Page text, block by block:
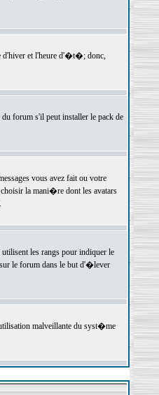
d'hiver et l'heure d'�t�; donc,
forum s'il peut installer le pack de
vous avez fait ou votre
la mani�re dont les avatars
les rangs pour indiquer le
le forum dans le but d'�lever
malveillante du syst�me